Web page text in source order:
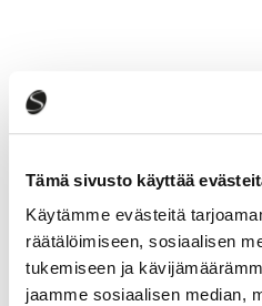
Tämä sivusto käyttää
Käytämme evästeitä
räätälöimiseen, sosiaalisen
tukemiseen ja
jaamme sosiaalisen median,
Tapahtumatiedot
Puuhapuisto Veijari
Tapahtumapaikka
Puistotie 1 43250 Kolkanlahti